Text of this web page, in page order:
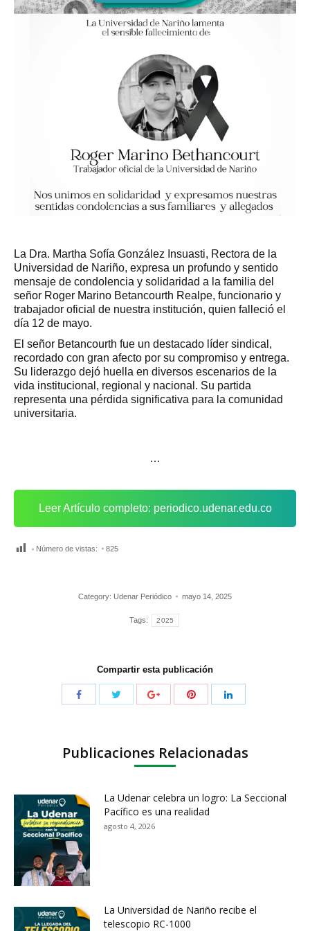
La Dra. Martha Sofía González Insuasti, Rectora de la
Universidad de Nariño, expresa un profundo y sentido
mensaje de condolencia y solidaridad a la familia del
señor Roger Marino Betancourth Realpe, funcionario y
trabajador oficial de nuestra institución, quien falleció el
día 12 de mayo.
El señor Betancourth fue un destacado líder sindical,
recordado con gran afecto por su compromiso y entrega.
Su liderazgo dejó huella en diversos escenarios de la
vida institucional, regional y nacional. Su partida
representa una pérdida significativa para la comunidad
universitaria.
…
Leer Artículo completo: periodico.udenar.edu.co
Número de vistas: 825
Category: Udenar Periódico mayo 14, 2025
Tags: 2025
Compartir esta publicación
Publicaciones Relacionadas
La Udenar celebra un logro: La Seccional
Pacífico es una realidad
agosto 4, 2026
La Universidad de Nariño recibe el
telescopio RC-1000